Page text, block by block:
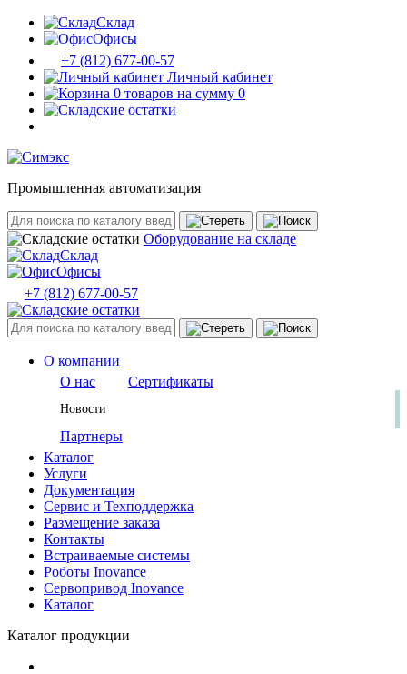
Склад
Офисы
+7 (812) 677-00-57
Личный кабинет
0 товаров на сумму 0
Промышленная автоматизация
Оборудование на складе
Склад
Офисы
+7 (812) 677-00-57
О компании
О нас
Сертификаты
Новости
Партнеры
Каталог
Услуги
Документация
Сервис и Техподдержка
Размещение заказа
Контакты
Встраиваемые системы
Роботы Inovance
Сервопривод Inovance
Каталог
Каталог продукции